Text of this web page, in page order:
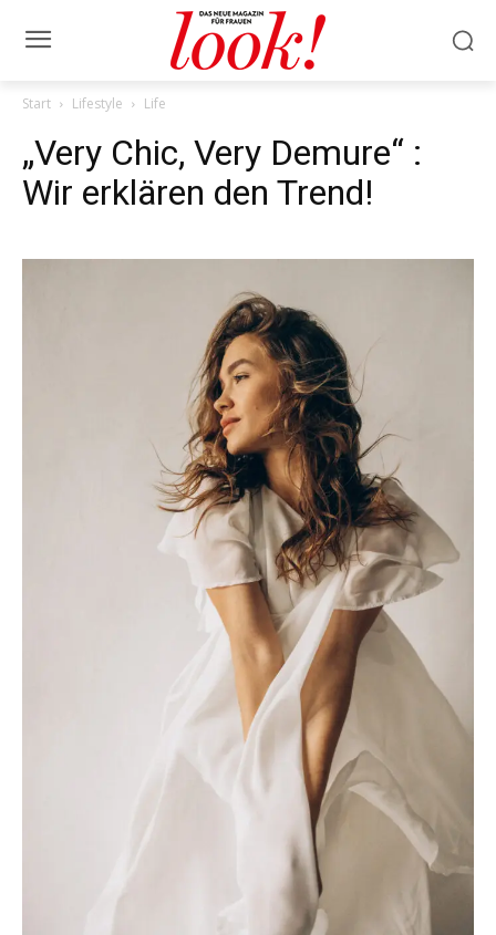
Start Lifestyle Life
„Very Chic, Very Demure“ :
Wir erklären den Trend!